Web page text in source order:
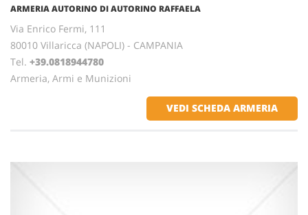
ARMERIA AUTORINO DI AUTORINO RAFFAELA
Via Enrico Fermi, 111
80010 Villaricca (NAPOLI) - CAMPANIA
Tel. +39.0818944780
Armeria, Armi e Munizioni
VEDI SCHEDA ARMERIA